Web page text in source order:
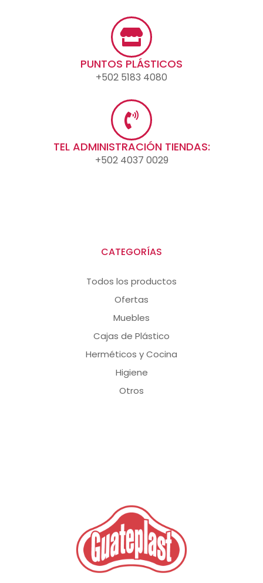
PUNTOS PLÁSTICOS
+502 5183 4080
TEL ADMINISTRACIÓN TIENDAS:
+502 4037 0029
CATEGORÍAS
Todos los productos
Ofertas
Muebles
Cajas de Plástico
Herméticos y Cocina
Higiene
Otros